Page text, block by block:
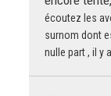
écoutez les
surnom dont
nulle part , il y